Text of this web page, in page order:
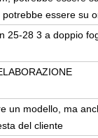
essere su
25-28 3 a doppio
un modello, ma
del cliente